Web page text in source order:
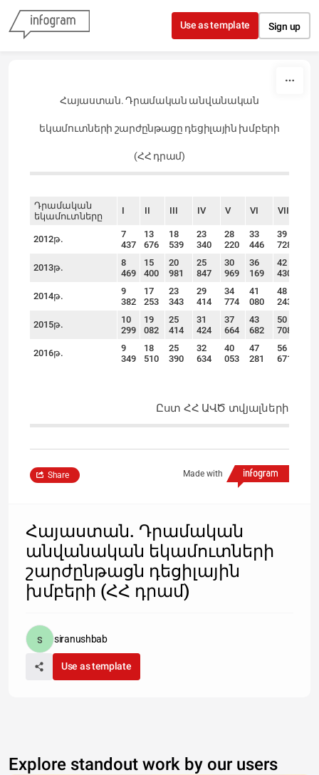
Skip to content
Use as template Sign up
Հայաստան. Դրամական անվանական
եկամուտների շարժընթացը դեցիլային խմբերի
(ՀՀ դրամ)
Դրամական
եկամուտները
I II III IV V VI VII
2012թ.
7
437
13
676
18
539
23
340
28
220
33
446
39
728
2013թ.
8
469
15
400
20
981
25
847
30
969
36
169
42
430
2014թ.
9
382
17
253
23
343
29
414
34
774
41
080
48
243
2015թ.
10
299
19
082
25
414
31
424
37
664
43
682
50
708
2016թ.
9
349
18
510
25
390
32
634
40
053
47
281
56
671
Ըստ ՀՀ ԱՎԾ տվյալների
Made with
Share
Հայաստան. Դրամական
անվանական եկամուտների
շարժընթացն դեցիլային
խմբերի (ՀՀ դրամ)
siranushbab
Use as template
Explore standout work by our users